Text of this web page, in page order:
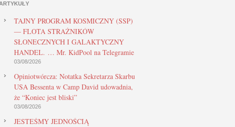
ARTYKUŁY
TAJNY PROGRAM KOSMICZNY (SSP)
— FLOTA STRAŻNIKÓW
SŁONECZNYCH I GALAKTYCZNY
HANDEL. … Mr. KidPool na Telegramie
03/08/2026
Opiniotwórcza: Notatka Sekretarza Skarbu
USA Bessenta w Camp David udowadnia,
że “Koniec jest bliski”
03/08/2026
JESTEŚMY JEDNOŚCIĄ